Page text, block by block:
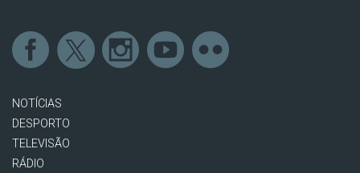
NOTÍCIAS
DESPORTO
TELEVISÃO
RÁDIO